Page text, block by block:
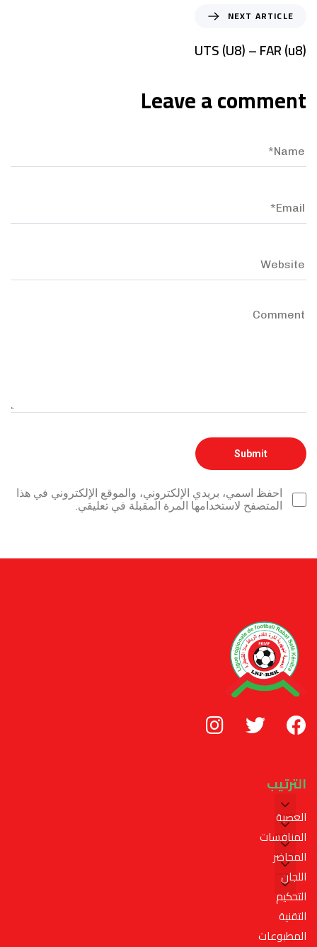
NEXT ARTICLE
UTS (U8) – FAR (u8)
Leave a comment
احفظ اسمي، بريدي الإلكتروني، والموقع الإلكتروني في هذا
المتصفح لاستخدامها المرة المقبلة في تعليقي.
الترتيب
العصبة
المنافسات
المحاضر
اللجان
التحكيم
التقنية
المطبوعات